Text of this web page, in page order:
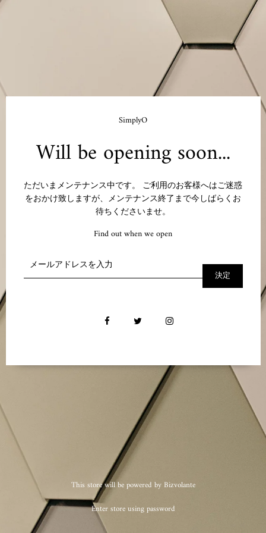
SimplyO
Will be opening soon...
ただいまメンテナンス中です。 ご利用のお客様へはご迷惑
をおかけ致しますが、メンテナンス終了まで今しばらくお
待ちくださいませ。
Find out when we open
This store will be powered by Bizvolante
Enter store using password